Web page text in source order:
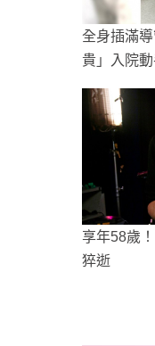
全身插滿
貴」入院
享年58歲
猝逝